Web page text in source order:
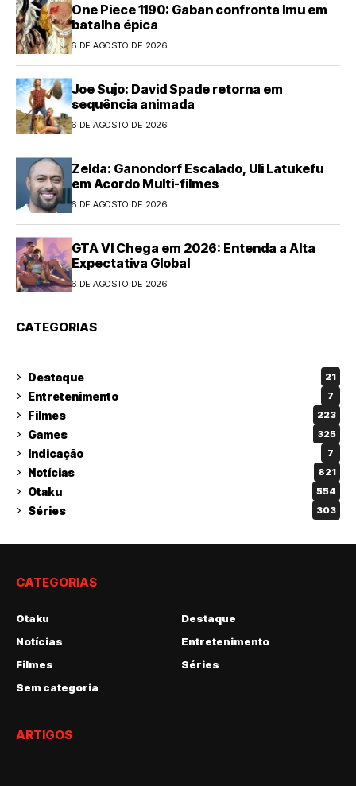
One Piece 1190: Gaban confronta Imu em
batalha épica
6 DE AGOSTO DE 2026
Joe Sujo: David Spade retorna em
sequência animada
6 DE AGOSTO DE 2026
Zelda: Ganondorf Escalado, Uli Latukefu
em Acordo Multi-filmes
6 DE AGOSTO DE 2026
GTA VI Chega em 2026: Entenda a Alta
Expectativa Global
6 DE AGOSTO DE 2026
CATEGORIAS
Destaque 21
Entretenimento 7
Filmes 223
Games 325
Indicação 7
Notícias 821
Otaku 554
Séries 303
CATEGORIAS
Otaku
Destaque
Notícias
Entretenimento
Filmes
Séries
Sem categoria
ARTIGOS